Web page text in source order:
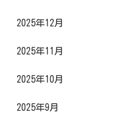
2025年12月
2025年11月
2025年10月
2025年9月